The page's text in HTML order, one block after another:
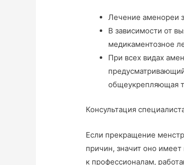
Лечение аменореи
В зависимости от
медикаментозное
При всех видах
общеукрепляющая
Консультация
Если прекращение
причин, значит оно
к профессионалам,